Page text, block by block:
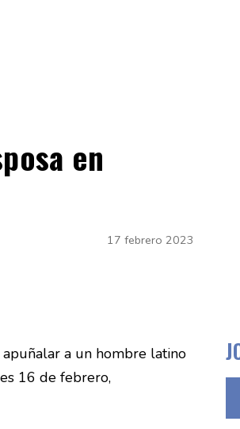
en
17 febrero 2023
a un hombre latino
16 de febrero,